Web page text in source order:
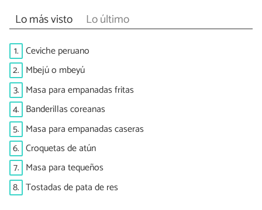
Lo más visto Lo último
1. Ceviche peruano
2. Mbejú o mbeyú
3. Masa para empanadas fritas
4. Banderillas coreanas
5. Masa para empanadas caseras
6. Croquetas de atún
7. Masa para tequeños
8. Tostadas de pata de res